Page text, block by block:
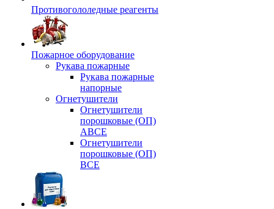
Противогололедные реагенты
Пожарное оборудование
Рукава пожарные
Рукава пожарные
напорные
Огнетушители
Огнетушители
порошковые (ОП)
АВСЕ
Огнетушители
порошковые (ОП)
ВСЕ